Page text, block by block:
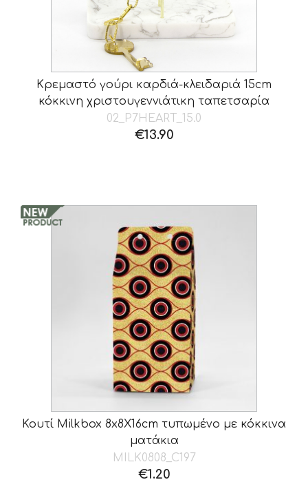
Κρεμαστό γούρι καρδιά-κλειδαριά 15cm
κόκκινη χριστουγεννιάτικη ταπετσαρία
02_P7HEART_15.0
€13.90
Κουτί Milkbox 8x8X16cm τυπωμένο με κόκκινα
ματάκια
MILK0808_C197
€1.20